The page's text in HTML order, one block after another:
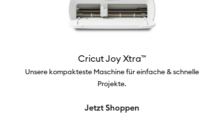
Cricut Joy Xtra™
Unsere kompakteste Maschine für einfache & schnelle
Projekte.
Jetzt Shoppen